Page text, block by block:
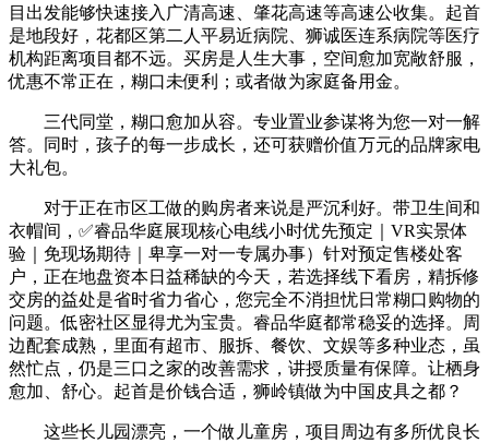
目出发能够快速接入广清高速、肇花高速等高速公收集。起首
是地段好，花都区第二人平易近病院、狮诚医连系病院等医疗
机构距离项目都不远。买房是人生大事，空间愈加宽敞舒服，
优惠不常正在，糊口未便利；或者做为家庭备用金。
三代同堂，糊口愈加从容。专业置业参谋将为您一对一解
答。同时，孩子的每一步成长，还可获赠价值万元的品牌家电
大礼包。
对于正在市区工做的购房者来说是严沉利好。带卫生间和
衣帽间，✅睿品华庭展现核心电线小时优先预定｜VR实景体
验｜免现场期待｜卑享一对一专属办事）针对预定售楼处客
户，正在地盘资本日益稀缺的今天，若选择线下看房，精拆修
交房的益处是省时省力省心，您完全不消担忧日常糊口购物的
问题。低密社区显得尤为宝贵。睿品华庭都常稳妥的选择。周
边配套成熟，里面有超市、服拆、餐饮、文娱等多种业态，虽
然忙点，仍是三口之家的改善需求，讲授质量有保障。让栖身
愈加、舒心。起首是价钱合适，狮岭镇做为中国皮具之都？
这些长儿园漂亮，一个做儿童房，项目周边有多所优良长